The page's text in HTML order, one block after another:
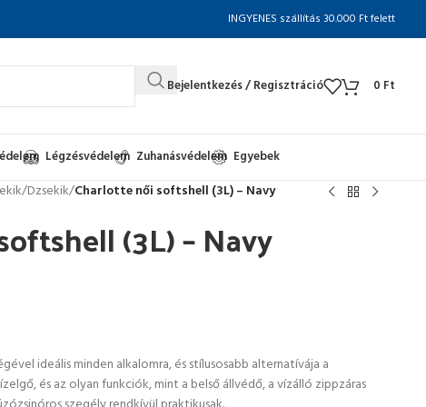
INGYENES szállítás 30.000 Ft felett
Bejelentkezés / Regisztráció 0 Ft
Légzésvédelem Zuhanásvédelem Egyebek
/Dzsekik/Charlotte női softshell (3L) – Navy
(3L) – Navy
ideális minden alkalomra, és stílusosabb alternatívája a
és az olyan funkciók, mint a belső állvédő, a vízálló zippzáras